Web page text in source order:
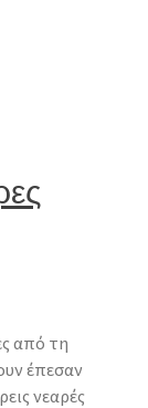
από τη
έπεσαν
νεαρές